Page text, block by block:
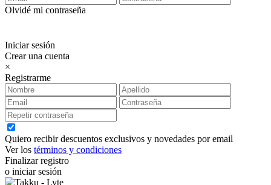
Olvidé mi contraseña
Iniciar sesión
Crear una cuenta
×
Registrarme
Quiero recibir descuentos exclusivos y novedades por email
Ver los términos y condiciones
Finalizar registro
o iniciar sesión